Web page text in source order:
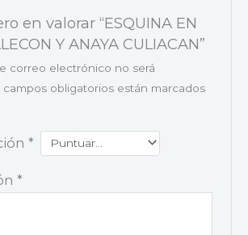
en valorar “ESQUINA EN
Y ANAYA CULIACAN”
correo electrónico no será
campos obligatorios están marcados
*
*